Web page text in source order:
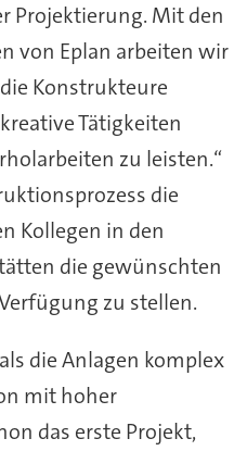
Projektierung. Mit den
von Eplan arbeiten wir
Konstrukteure
Tätigkeiten
zu leisten.“
die
Kollegen in den
die gewünschten
zu stellen.
die Anlagen komplex
mit hoher
das erste Projekt,